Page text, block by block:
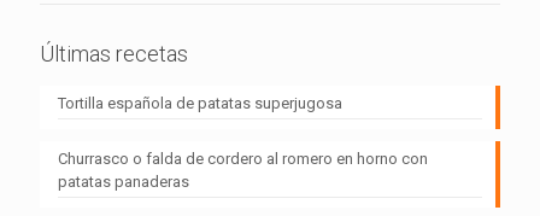
Últimas recetas
Tortilla española de patatas superjugosa
Churrasco o falda de cordero al romero en horno con
patatas panaderas